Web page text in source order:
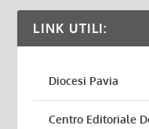
LINK UTILI:
Diocesi Pavia
Centro Editoriale